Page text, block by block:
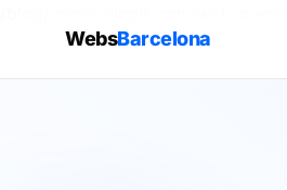
WebsBarcelona